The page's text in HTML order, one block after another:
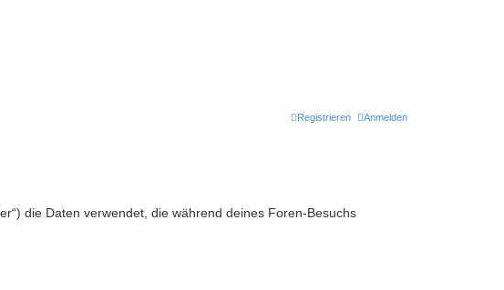
Anmelden
Registrieren
die Daten verwendet, die während deines Foren-Besuchs